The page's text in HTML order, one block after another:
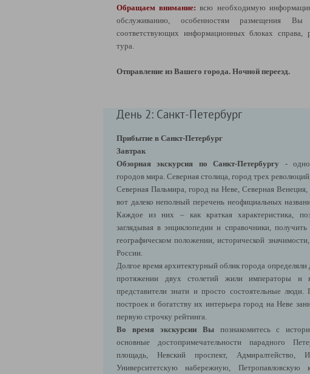
Обращаем внимание: всю необходимую
обслуживанию, особенностям размещения
соответствующих информационных блоках справа,
тура.
Отправление из Вашего города. Ночной переезд.
День 2: Санкт-Петербург
Прибытие в Санкт-Петербург
Завтрак
Обзорная
экскурсия по Санкт-Петербургу -
городов мира. Северная столица, город трех
Северная Пальмира, город на Неве, Северная
вот далеко неполный перечень неофициальных
Каждое из них – как краткая характеристика,
заглядывая в энциклопедии и справочники, получить
географическом положении, исторической
России.
Долгое время архитектурный облик города определяли
протяжении двух столетий жили императоры и
представители знати и просто состоятельные
построек и богатству их интерьера город на Неве
первую строчку рейтинга.
Во время экскурсии Выпознакомитесь с
основные достопримечательности парадного
площадь, Невский проспект, Адмиралтейство,
Университетскую набережную, Петропавловскую